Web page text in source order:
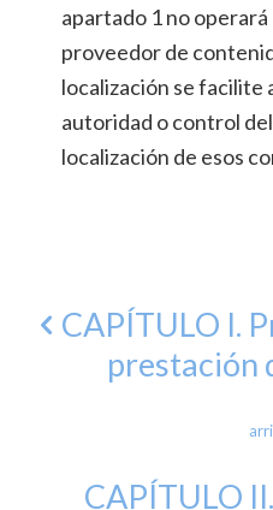
apartado 1 no
proveedor de
localización se facilite
autoridad o control
localización de esos
CAPÍTULO I.
prestación
CAPÍTULO